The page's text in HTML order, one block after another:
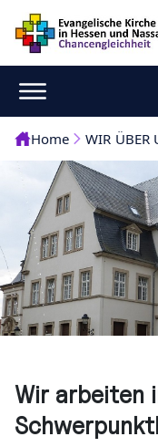
Home WIR ÜBER
Wir arbeiten